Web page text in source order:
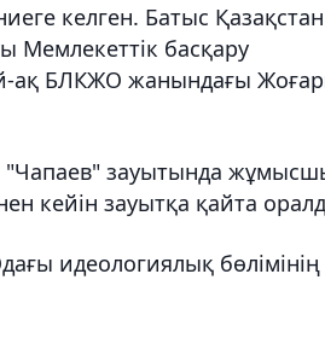
келген. Батыс Қазақстан
басқару
ақ БЛКЖО жанындағы
"Чапаев" зауытында
кейін зауытқа қайта
идеологиялық бөлімінің